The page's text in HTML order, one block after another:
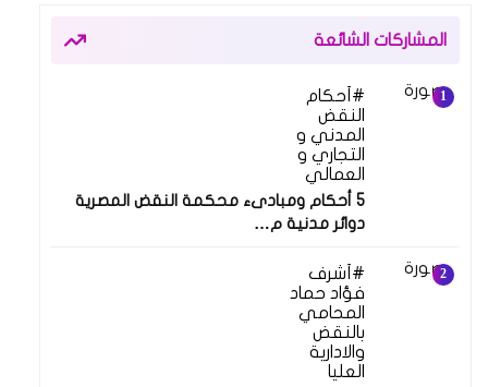
المشاركات الشائعة
أحكام
النقض
المدني و
التجاري و
العمالي
5 أحكام ومبادىء محكمة النقض المصرية
دوائر مدنية م…
أشرف
فؤاد حماد
المحامي
بالنقض
والادارية
العليا